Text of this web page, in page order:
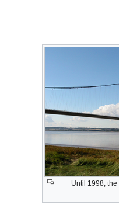
Until 1998, the